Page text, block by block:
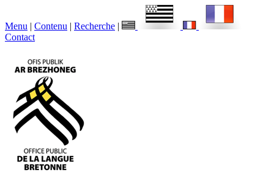
Menu | Contenu | Recherche |
Contact